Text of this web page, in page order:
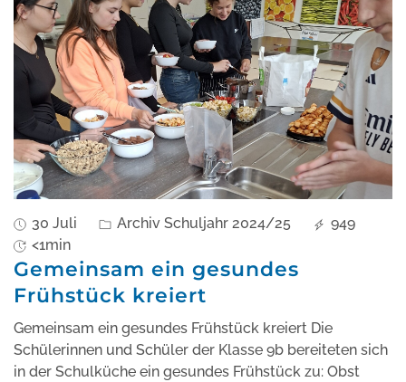
30 Juli Archiv Schuljahr 2024/25
949
<1min
Gemeinsam ein gesundes
Frühstück kreiert
Gemeinsam ein gesundes Frühstück kreiert Die
Schülerinnen und Schüler der Klasse 9b bereiteten sich
in der Schulküche ein gesundes Frühstück zu: Obst